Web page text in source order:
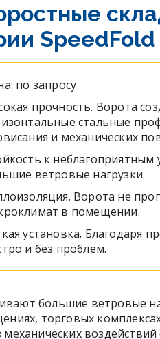
SpeedFold
по запросу
прочность. Ворота
стальные
и механических
к неблагоприятным
ветровые нагрузки.
Ворота не
в помещении.
установка. Благодаря
и без проблем.
большие ветровые
торговых
воздействий